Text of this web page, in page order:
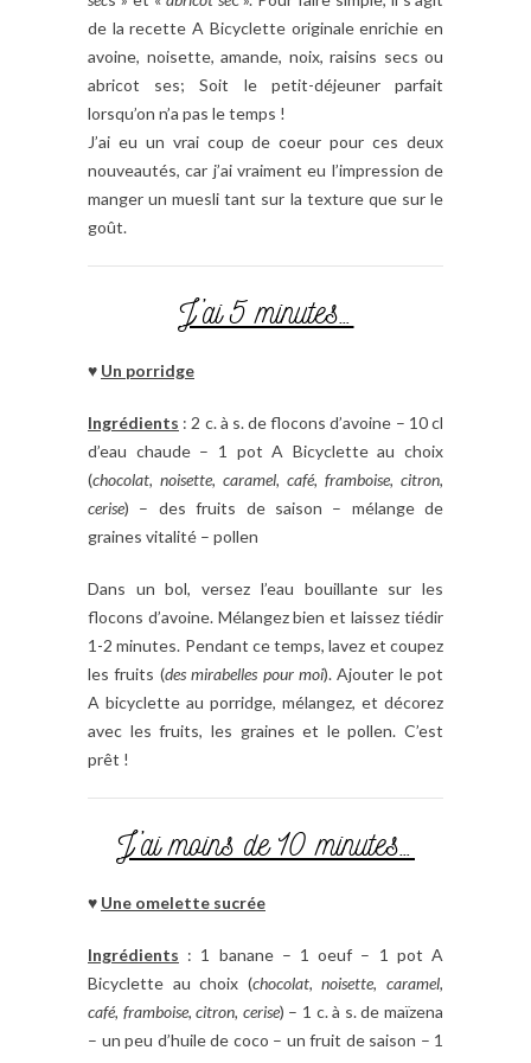
de la recette A Bicyclette originale enrichie en
avoine, noisette, amande, noix, raisins secs ou
abricot ses; Soit le petit-déjeuner parfait
lorsqu’on n’a pas le temps !
J’ai eu un vrai coup de coeur pour ces deux
nouveautés, car j’ai vraiment eu l’impression de
manger un muesli tant sur la texture que sur le
goût.
J’ai 5 minutes…
♥ Un porridge
Ingrédients : 2 c. à s. de flocons d’avoine – 10 cl
d’eau chaude – 1 pot A Bicyclette au choix
(chocolat, noisette, caramel, café, framboise, citron,
cerise) – des fruits de saison – mélange de
graines vitalité – pollen
Dans un bol, versez l’eau bouillante sur les
flocons d’avoine. Mélangez bien et laissez tiédir
1-2 minutes. Pendant ce temps, lavez et coupez
les fruits (des mirabelles pour moi). Ajouter le pot
A bicyclette au porridge, mélangez, et décorez
avec les fruits, les graines et le pollen. C’est
prêt !
J’ai moins de 10 minutes…
♥ Une omelette sucrée
Ingrédients : 1 banane – 1 oeuf – 1 pot A
Bicyclette au choix (chocolat, noisette, caramel,
café, framboise, citron, cerise) – 1 c. à s. de maïzena
– un peu d’huile de coco – un fruit de saison – 1